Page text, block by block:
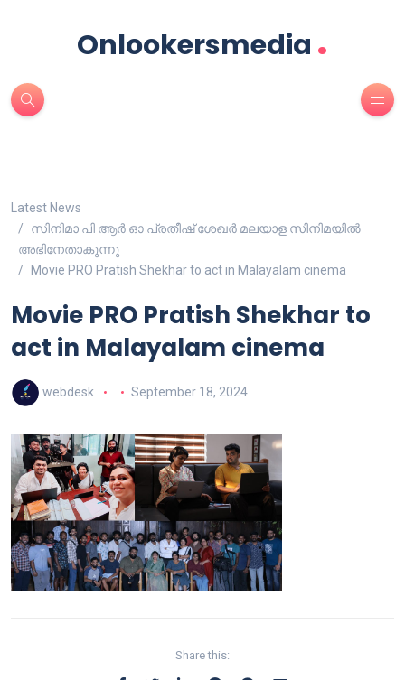
Onlookersmedia .
Latest News
സിനിമാ പി ആർ ഓ പ്രതീഷ് ശേഖർ മലയാള സിനിമയിൽ
അഭിനേതാകുന്നു
Movie PRO Pratish Shekhar to act in Malayalam cinema
Movie PRO Pratish Shekhar to
act in Malayalam cinema
webdesk September 18, 2024
Share this: